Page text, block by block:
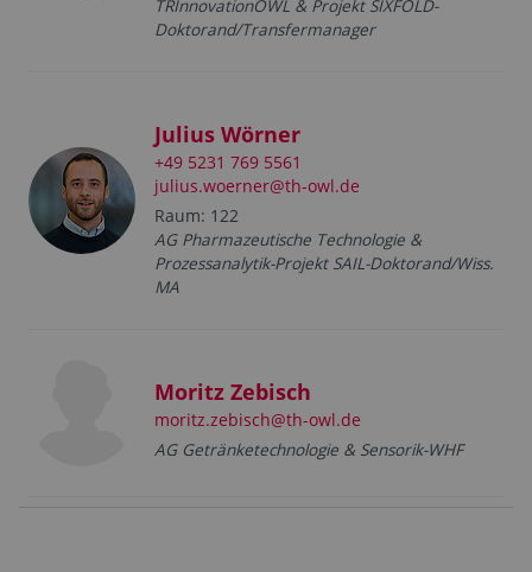
TRInnovationOWL & Projekt SIXFOLD-
Doktorand/Transfermanager
Julius Wörner
+49 5231 769 5561
julius.woerner@th-owl.de
Raum: 122
AG Pharmazeutische Technologie &
Prozessanalytik-Projekt SAIL-Doktorand/Wiss.
MA
Moritz Zebisch
moritz.zebisch@th-owl.de
AG Getränketechnologie & Sensorik-WHF